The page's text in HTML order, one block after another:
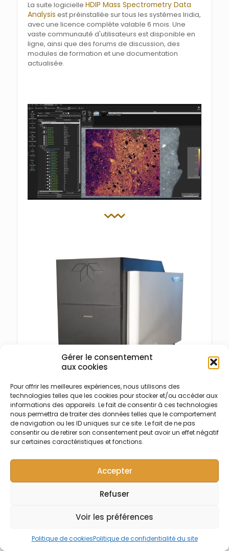
Gérer le consentement
aux cookies
Pour offrir les meilleures expériences, nous utilisons des
technologies telles que les cookies pour stocker et/ou accéder aux
informations des appareils. Le fait de consentir à ces technologies
nous permettra de traiter des données telles que le comportement
de navigation ou les ID uniques sur ce site. Le fait de ne pas
consentir ou de retirer son consentement peut avoir un effet négatif
sur certaines caractéristiques et fonctions.
Accepter
Refuser
Voir les préférences
Politique de cookiesPolitique de confidentialité du site
La suite logicielle HDIP Mass Spectrometry Data
Analysis est préinstallée sur tous les systèmes Iridia,
avec une licence complète valable 6 mois. Une
vaste communauté d'utilisateurs est disponible en
ligne, ainsi que des forums de discussion, des
modules de formation et une documentation
actualisée.